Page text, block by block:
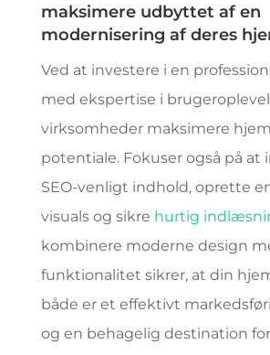
maksimere udbyttet af en
modernisering af deres
Ved at investere i en
med ekspertise i
virksomheder maksimere
potentiale. Fokuser også på at
SEO-venligt indhold, oprette
visuals og sikre hurtig
kombinere moderne design
funktionalitet sikrer, at din
både er et effektivt
og en behagelig destination